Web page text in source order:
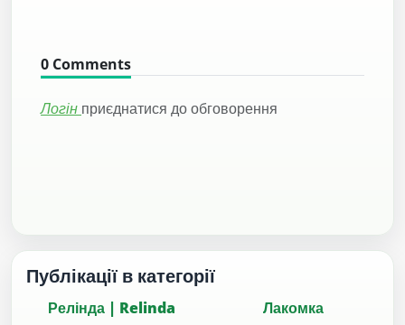
0 Comments
Логін приєднатися до обговорення
Публікації в категорії
Релінда | Relinda
Лакомка